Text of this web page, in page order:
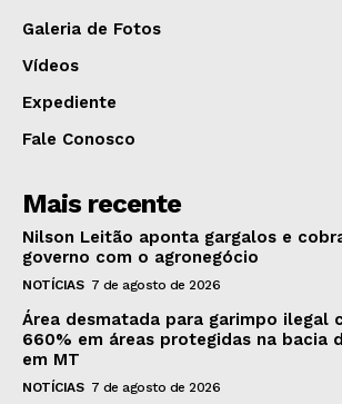
Galeria de Fotos
Vídeos
Expediente
Fale Conosco
Mais recente
Nilson Leitão aponta gargalos e
governo com o agronegócio
NOTÍCIAS 7 de agosto de 2026
Área desmatada para garimpo ilegal
660% em áreas protegidas na bacia
em MT
NOTÍCIAS 7 de agosto de 2026